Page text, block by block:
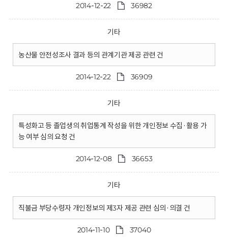
2014-12-22 36982
기타
농산물 안전성조사 결과 등의 관계기관 제공 관련 건
2014-12-22 36909
기타
특성화고 등 졸업생의 취업통계 작성을 위한 개인정보 수집·활용 가
능 여부 심의 요청 건
2014-12-08 36653
기타
직불금 부당수령자 개인정보의 제3자 제공 관련 심의·의결 건
2014-11-10 37040